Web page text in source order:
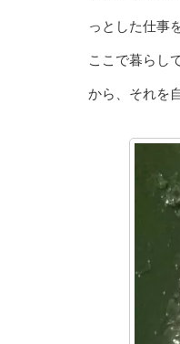
っとした仕事
ここで暮らし
から、それを